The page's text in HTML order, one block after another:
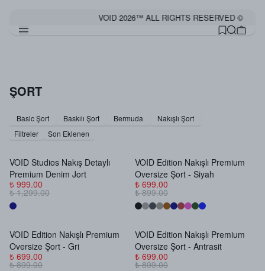
VOID 2026™ ALL RIGHTS RESERVED ©
ŞORT
Basic Şort Baskılı Şort Bermuda
Nakışlı Şort
Filtreler
Son Eklenen
VOID Studios Nakış Detaylı
Premium Denim Jort
₺ 999.00
₺ 1,299.00
VOID Edition Nakışlı Premium
Oversize Şort - Siyah
₺ 699.00
₺ 899.00
VOID Edition Nakışlı Premium
Oversize Şort - Gri
₺ 699.00
₺ 899.00
VOID Edition Nakışlı Premium
Oversize Şort - Antrasit
₺ 699.00
₺ 899.00